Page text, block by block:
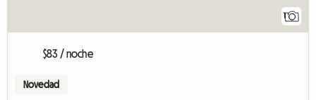
1
$83 / noche
Novedad